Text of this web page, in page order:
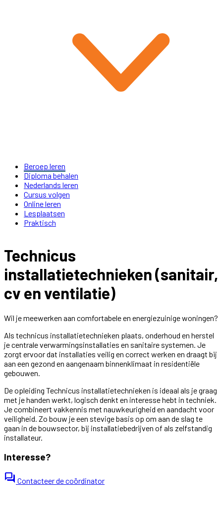
Beroep leren
Diploma behalen
Nederlands leren
Cursus volgen
Online leren
Lesplaatsen
Praktisch
Technicus
installatietechnieken (sanitair,
cv en ventilatie)
Wil je meewerken aan comfortabele en energiezuinige woningen?
Als technicus installatietechnieken plaats, onderhoud en herstel
je centrale verwarmingsinstallaties en sanitaire systemen. Je
zorgt ervoor dat installaties veilig en correct werken en draagt bij
aan een gezond en aangenaam binnenklimaat in residentiële
gebouwen.
De opleiding Technicus installatietechnieken is ideaal als je graag
met je handen werkt, logisch denkt en interesse hebt in techniek.
Je combineert vakkennis met nauwkeurigheid en aandacht voor
veiligheid. Zo bouw je een stevige basis op om aan de slag te
gaan in de bouwsector, bij installatiebedrijven of als zelfstandig
installateur.
Interesse?
forum Contacteer de coördinator